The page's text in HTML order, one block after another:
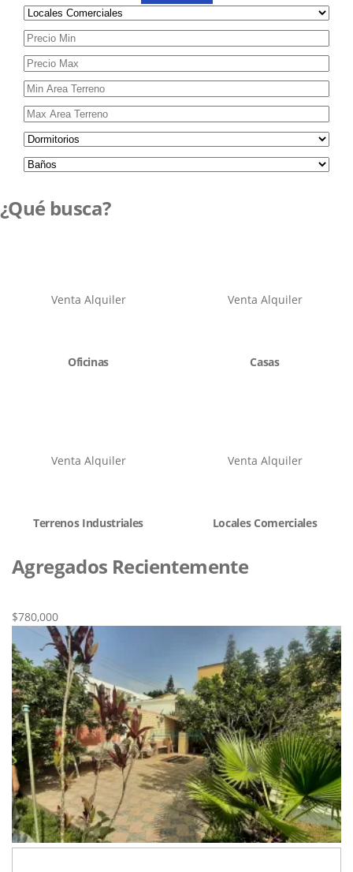
¿Qué busca?
Venta Alquiler
Oficinas
Venta Alquiler
Casas
Venta Alquiler
Terrenos Industriales
Venta Alquiler
Locales Comerciales
Agregados Recientemente
$780,000